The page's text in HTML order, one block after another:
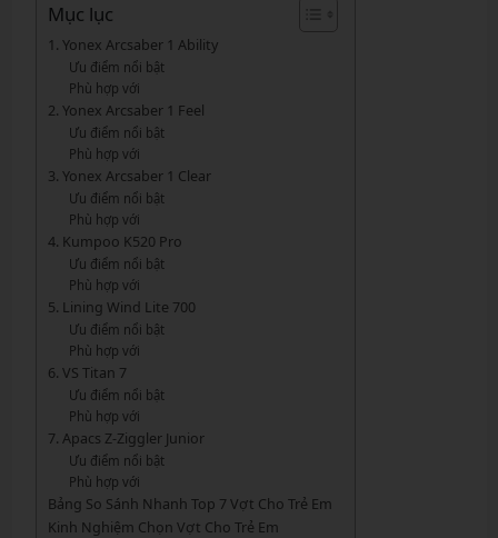
Mục lục
1. Yonex Arcsaber 1 Ability
Ưu điểm nổi bật
Phù hợp với
2. Yonex Arcsaber 1 Feel
Ưu điểm nổi bật
Phù hợp với
3. Yonex Arcsaber 1 Clear
Ưu điểm nổi bật
Phù hợp với
4. Kumpoo K520 Pro
Ưu điểm nổi bật
Phù hợp với
5. Lining Wind Lite 700
Ưu điểm nổi bật
Phù hợp với
6. VS Titan 7
Ưu điểm nổi bật
Phù hợp với
7. Apacs Z-Ziggler Junior
Ưu điểm nổi bật
Phù hợp với
Bảng So Sánh Nhanh Top 7 Vợt Cho Trẻ Em
Kinh Nghiệm Chọn Vợt Cho Trẻ Em